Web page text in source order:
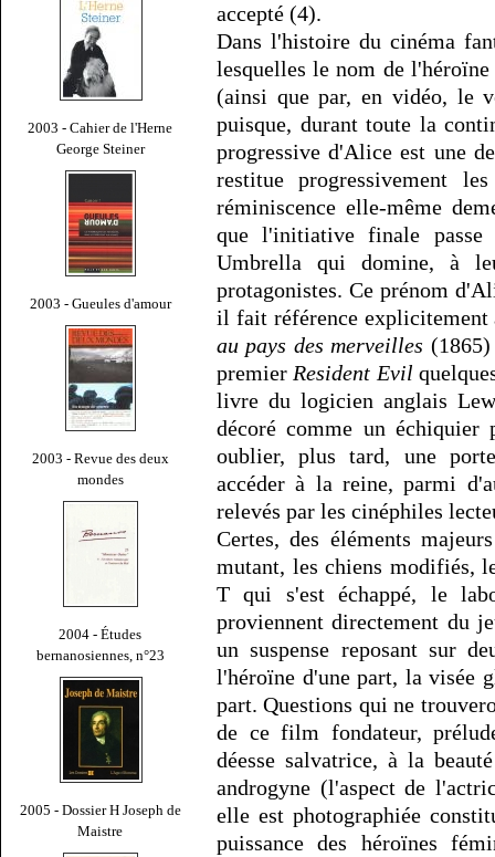
2003 - Cahier de l'Herne
George Steiner
2003 - Gueules d'amour
2003 - Revue des deux
mondes
2004 - Études
bernanosiennes, n°23
2005 - Dossier H Joseph de
Maistre
accepté (4).
Dans l'histoire du cinéma
lesquelles le nom de
(ainsi que par, en vidéo, le
puisque, durant toute la
progressive d'Alice est une
restitue progressivement
réminiscence elle-même
que l'initiative finale
Umbrella qui domine, à
protagonistes. Ce prénom
il fait référence
au pays des merveilles
premier Resident Evil
livre du logicien anglais
décoré comme un échiquier
oublier, plus tard, une
accéder à la reine, parmi
relevés par les cinéphiles
Certes, des éléments
mutant, les chiens modifiés,
T qui s'est échappé, le
proviennent directement du
un suspense reposant sur
l'héroïne d'une part, la visée
part. Questions qui ne
de ce film fondateur,
déesse salvatrice, à la
androgyne (l'aspect de
elle est photographiée
puissance des héroïnes